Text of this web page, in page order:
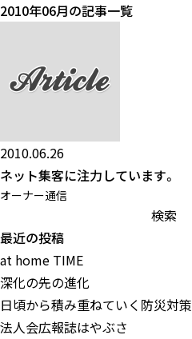
2010年06月の記事一覧
2010.06.26
ネット集客に注力しています。
オーナー通信
索:
最近の投稿
at home TIME
深化の先の進化
日頃から積み重ねていく防災対策
法人会広報誌はやぶさ